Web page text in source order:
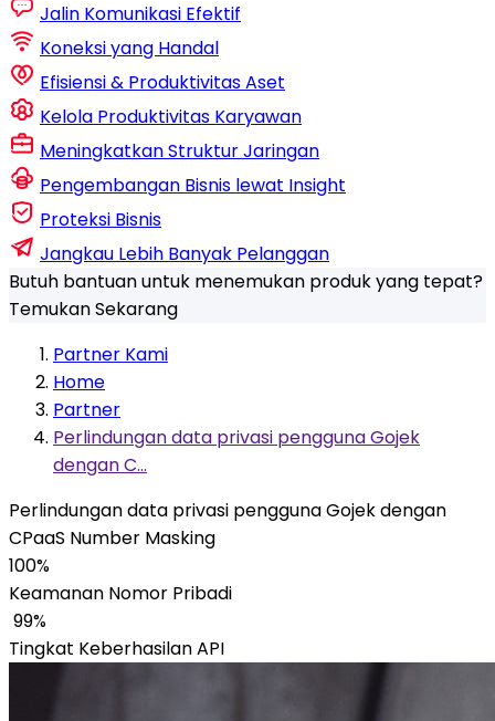
Jalin Komunikasi Efektif
Koneksi yang Handal
Efisiensi & Produktivitas Aset
Kelola Produktivitas Karyawan
Meningkatkan Struktur Jaringan
Pengembangan Bisnis lewat Insight
Proteksi Bisnis
Jangkau Lebih Banyak Pelanggan
Butuh bantuan untuk menemukan produk yang tepat?
Temukan Sekarang
Partner Kami
Home
Partner
Perlindungan data privasi pengguna Gojek
dengan C...
Perlindungan data privasi pengguna Gojek dengan
CPaaS Number Masking
100%
Keamanan Nomor Pribadi
‎ 99%
Tingkat Keberhasilan API